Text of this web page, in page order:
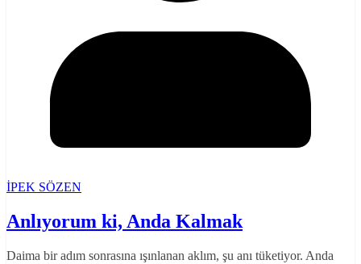
İPEK SÖZEN
Anlıyorum ki, Anda Kalmak
Daima bir adım sonrasına ışınlanan aklım, şu anı tüketiyor. Anda